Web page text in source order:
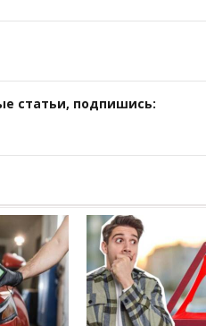
статьи, подпишись: